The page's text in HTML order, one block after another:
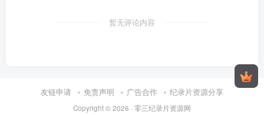
暂无评论内容
友链申请 免责声明 广告合作 纪录片资源分享
Copyright © 2026 · 零三纪录片资源网